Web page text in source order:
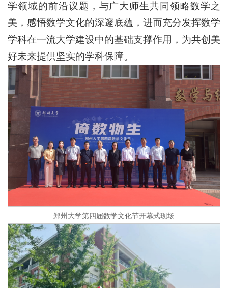
学领域的前沿议题，与广大师生共同领略数学之
美，感悟数学文化的深邃底蕴，进而充分发挥数学
学科在一流大学建设中的基础支撑作用，为共创美
好未来提供坚实的学科保障。
郑州大学第四届数学文化节开幕式现场